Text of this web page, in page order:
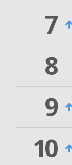
7
8
9
10